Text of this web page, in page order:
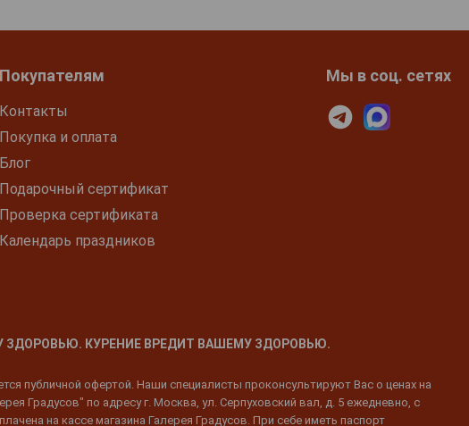
Покупателям
Контакты
Покупка и оплата
Блог
Подарочный сертификат
Проверка сертификата
Календарь праздников
Мы в соц. сетях
ЗДОРОВЬЮ. КУРЕНИЕ ВРЕДИТ ВАШЕМУ ЗДОРОВЬЮ.
публичной офертой. Наши специалисты проконсультируют Вас о ценах на
Градусов" по адресу г. Москва, ул. Серпуховский вал, д. 5 ежедневно, с
на кассе магазина Галерея Градусов. При себе иметь паспорт